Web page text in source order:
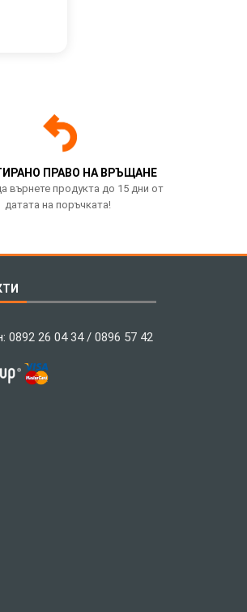
ПРАВО НА ВРЪЩАНЕ
върнете продукта до 15 дни от
датата на поръчката!
0892 26 04 34 / 0896 57 42